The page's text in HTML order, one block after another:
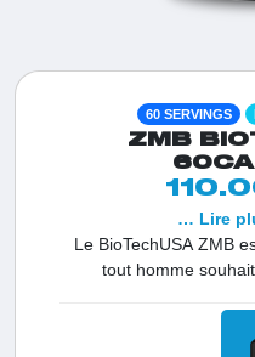
60 SERVINGS
ZMB
Le BioTechUSA ZMB
tout homme
production naturelle de
intervient comme un
… Lire